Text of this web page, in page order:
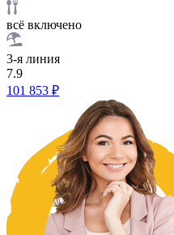
всё включено
3-я линия
7.9
101 853 ₽